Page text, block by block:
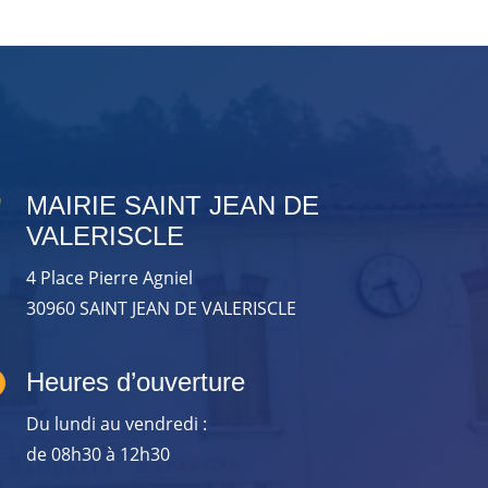
MAIRIE SAINT JEAN DE
VALERISCLE
4 Place Pierre Agniel
30960 SAINT JEAN DE VALERISCLE
Heures d’ouverture
Du lundi au vendredi :
de 08h30 à 12h30